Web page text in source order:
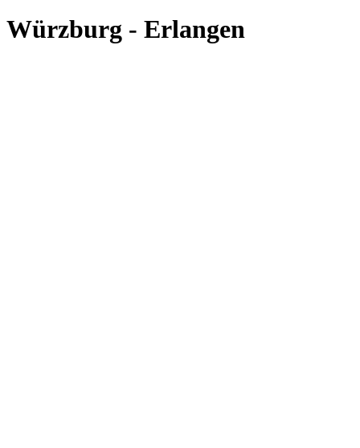
Würzburg - Erlangen